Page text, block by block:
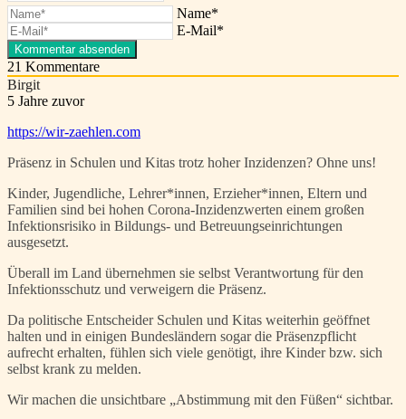
Name*
E-Mail*
21 Kommentare
Birgit
5 Jahre zuvor
https://wir-zaehlen.com
Präsenz in Schulen und Kitas trotz hoher Inzidenzen? Ohne uns!
Kinder, Jugendliche, Lehrer*innen, Erzieher*innen, Eltern und
Familien sind bei hohen Corona-Inzidenzwerten einem großen
Infektionsrisiko in Bildungs- und Betreuungseinrichtungen
ausgesetzt.
Überall im Land übernehmen sie selbst Verantwortung für den
Infektionsschutz und verweigern die Präsenz.
Da politische Entscheider Schulen und Kitas weiterhin geöffnet
halten und in einigen Bundesländern sogar die Präsenzpflicht
aufrecht erhalten, fühlen sich viele genötigt, ihre Kinder bzw. sich
selbst krank zu melden.
Wir machen die unsichtbare „Abstimmung mit den Füßen“ sichtbar.